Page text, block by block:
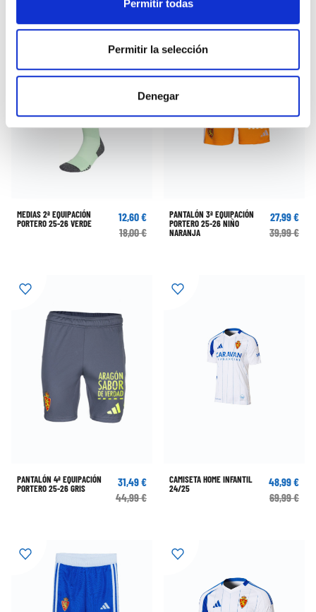
Permitir todas
Permitir la selección
Denegar
MEDIAS 2ª EQUIPACIÓN
PORTERO 25-26 VERDE
12,60 €
18,00 €
PANTALÓN 3ª EQUIPACIÓN
PORTERO 25-26 NIÑO
NARANJA
27,99 €
39,99 €
PANTALÓN 4ª EQUIPACIÓN
PORTERO 25-26 GRIS
31,49 €
44,99 €
CAMISETA HOME INFANTIL
24/25
48,99 €
69,99 €